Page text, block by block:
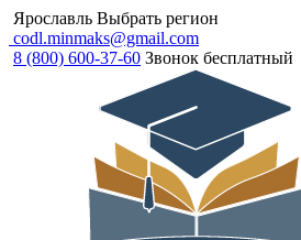
Ярославль Выбрать регион
codl.minmaks@gmail.com
8 (800) 600-37-60 Звонок бесплатный